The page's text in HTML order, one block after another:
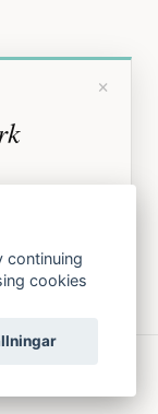
×
continuing
cookies